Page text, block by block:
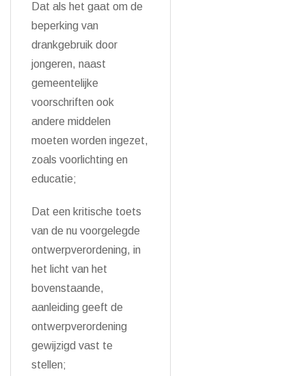
Dat als het gaat om de
beperking van
drankgebruik door
jongeren, naast
gemeentelijke
voorschriften ook
andere middelen
moeten worden ingezet,
zoals voorlichting en
educatie;
Dat een kritische toets
van de nu voorgelegde
ontwerpverordening, in
het licht van het
bovenstaande,
aanleiding geeft de
ontwerpverordening
gewijzigd vast te
stellen;